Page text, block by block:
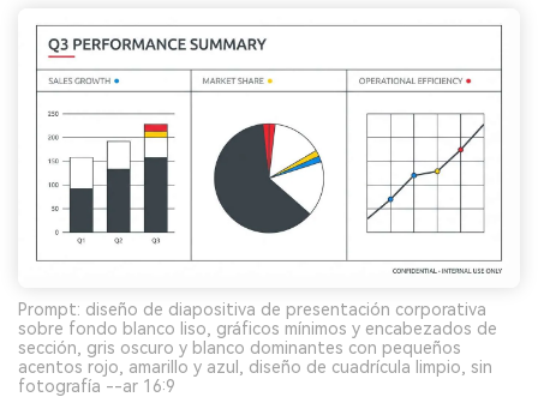
Prompt: diseño de diapositiva de presentación corporativa
sobre fondo blanco liso, gráficos mínimos y encabezados de
sección, gris oscuro y blanco dominantes con pequeños
acentos rojo, amarillo y azul, diseño de cuadrícula limpio, sin
fotografía --ar 16:9